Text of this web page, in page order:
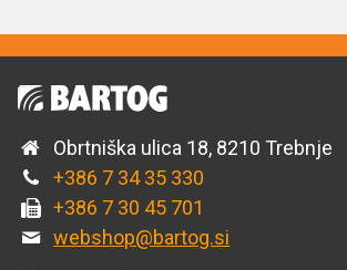
Obrtniška ulica 18, 8210 Trebnje
+386 7 34 35 330
+386 7 30 45 701
webshop@bartog.si